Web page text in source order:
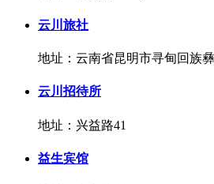
云川旅社
地址：云南省昆明市寻甸回族
云川招待所
地址：兴益路41
益生宾馆